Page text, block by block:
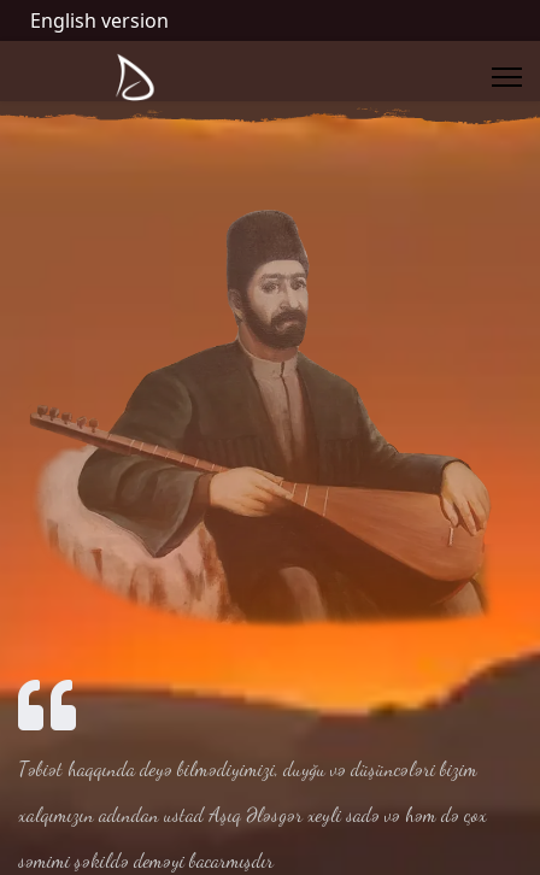
English version
Təbiət haqqında deyə bilmədiyimizi, duyğu və düşüncələri bizim
xalqımızın adından ustad Aşıq Ələsgər xeyli sadə və həm də çox
səmimi şəkildə deməyi bacarmışdır